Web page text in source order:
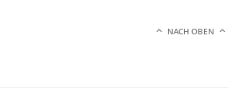
NACH OBEN